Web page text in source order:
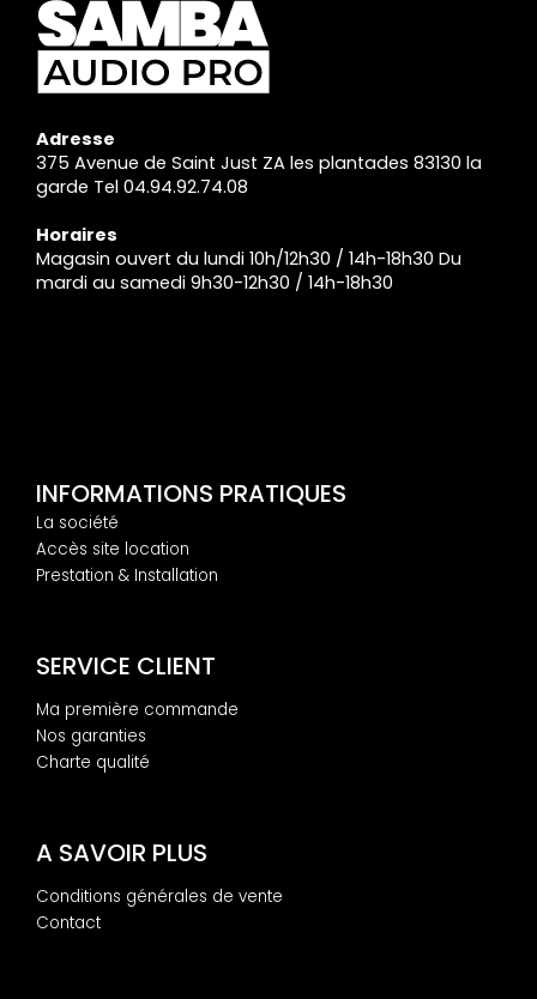
Adresse
375 Avenue de Saint Just ZA les plantades 83130 la
garde Tel 04.94.92.74.08
Horaires
Magasin ouvert du lundi 10h/12h30 / 14h-18h30 Du
mardi au samedi 9h30-12h30 / 14h-18h30
INFORMATIONS PRATIQUES
La société
Accès site location
Prestation & Installation
SERVICE CLIENT
Ma première commande
Nos garanties
Charte qualité
A SAVOIR PLUS
Conditions générales de vente
Contact